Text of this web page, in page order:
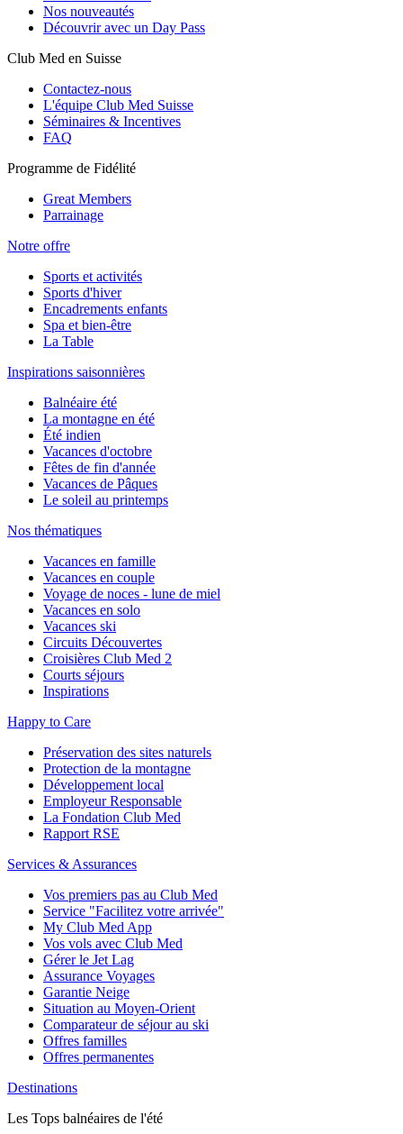
Nos nouveautés
Découvrir avec un Day Pass
Club Med en Suisse
Contactez-nous
L'équipe Club Med Suisse
Séminaires & Incentives
FAQ
Programme de Fidélité
Great Members
Parrainage
Notre offre
Sports et activités
Sports d'hiver
Encadrements enfants
Spa et bien-être
La Table
Inspirations saisonnières
Balnéaire été
La montagne en été
Été indien
Vacances d'octobre
Fêtes de fin d'année
Vacances de Pâques
Le soleil au printemps
Nos thématiques
Vacances en famille
Vacances en couple
Voyage de noces - lune de miel
Vacances en solo
Vacances ski
Circuits Découvertes
Croisières Club Med 2
Courts séjours
Inspirations
Happy to Care
Préservation des sites naturels
Protection de la montagne
Développement local
Employeur Responsable
La Fondation Club Med
Rapport RSE
Services & Assurances
Vos premiers pas au Club Med
Service "Facilitez votre arrivée"
My Club Med App
Vos vols avec Club Med
Gérer le Jet Lag
Assurance Voyages
Garantie Neige
Situation au Moyen-Orient
Comparateur de séjour au ski
Offres familles
Offres permanentes
Destinations
Les Tops balnéaires de l'été